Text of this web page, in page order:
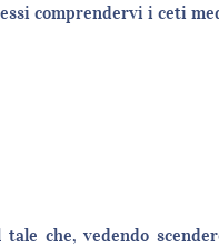
comprendervi i ceti
che, vedendo